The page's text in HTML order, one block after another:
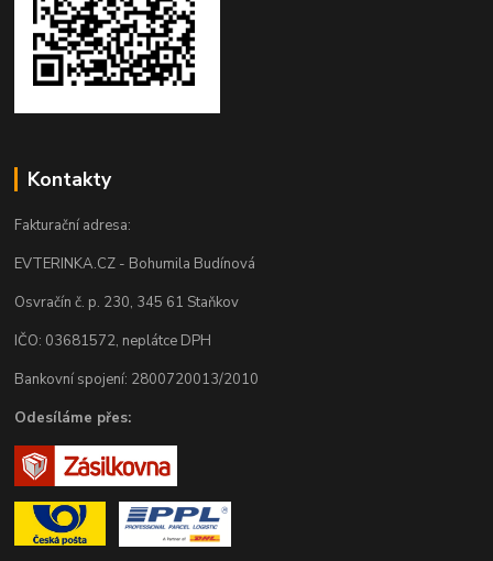
Kontakty
Fakturační adresa:
EVTERINKA.CZ - Bohumila Budínová
Osvračín č. p. 230, 345 61 Staňkov
IČO: 03681572, neplátce DPH
Bankovní spojení: 2800720013/2010
Odesíláme přes: